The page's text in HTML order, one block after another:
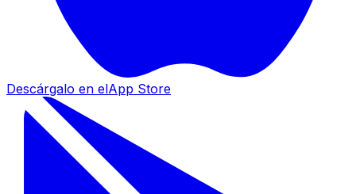
Descárgalo en elApp Store